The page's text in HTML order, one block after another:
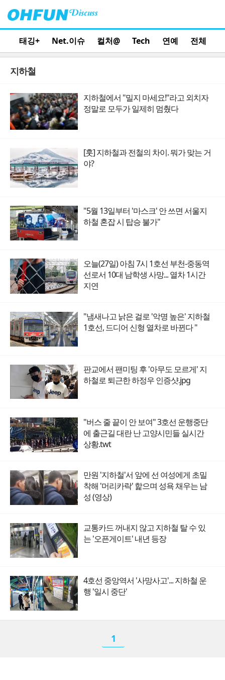
태깅+ Net.이슈 컬처@ Tech 연예 전체
지하철
지하철에서 "밀지 마세요!"라고 외치자
정말로 모두가 일제히 멈췄다
[훗] 지하철과 전철의 차이. 뭐가 맞는 거
야?
"5월 13일부터 '마스크' 안 쓰면 서울지
하철 혼잡 시 탑승 불가"
오늘(27일) 아침 7시 1호선 부천-중동역
선로서 10대 남학생 사망... 열차 1시간
지연
"냄새나고 낡은 걸로 '악명 높은' 지하철
1호선, 드디어 신형 열차로 바뀐다 "
판교에서 팬미팅 후 '아무도 모르게' 지
하철로 퇴근한 하정우 인증샷.jpg
"버스 줄 끝이 안 보여" 3호선 운행중단
에 출근길 대란 난 고양시민들 실시간
상황.twt
만원 '지하철'서 앞에 선 여성에게 초밀
착해 '머리카락' 핥으며 성욕 채우는 남
성 (영상)
교통카드 꺼내지 않고 지하철 탈 수 있
는 '오픈게이트' 내년 등장
4호선 중앙역서 '사망사고'... 지하철 운
행 '일시 중단'
1